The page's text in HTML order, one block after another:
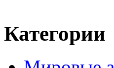
Категории